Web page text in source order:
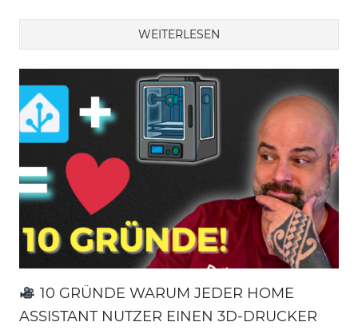
WEITERLESEN
10 GRÜNDE WARUM JEDER HOME
ASSISTANT NUTZER EINEN 3D-DRUCKER